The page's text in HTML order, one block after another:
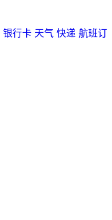
银行卡 天气 快递 航班订